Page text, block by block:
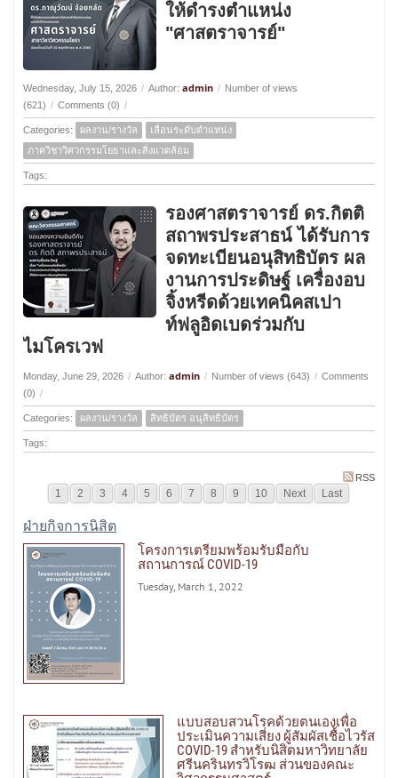
ให้ดำรงตำแหน่ง
"ศาสตราจารย์"
Wednesday, July 15, 2026 / Author: admin / Number of views
(621) / Comments (0) /
Categories: ผลงาน/รางวัล
เลื่อนระดับตำแหน่ง
ภาควิชาวิศวกรรมโยธาและสิ่งแวดล้อม
Tags:
รองศาสตราจารย์ ดร.กิตติ
สถาพรประสาธน์ ได้รับการ
จดทะเบียนอนุสิทธิบัตร ผล
งานการประดิษฐ์ เครื่องอบ
จิ้งหรีดด้วยเทคนิคสเปา
ท์ฟลูอิดเบดร่วมกับ
ไมโครเวฟ
Monday, June 29, 2026 / Author: admin / Number of views (643) / Comments
(0) /
Categories: ผลงาน/รางวัล สิทธิบัตร อนุสิทธิบัตร
Tags:
RSS
1 2 3 4 5 6 7 8 9 10 Next Last
ฝ่ายกิจการนิสิต
โครงการเตรียมพร้อมรับมือกับ
สถานการณ์ COVID-19
Tuesday, March 1, 2022
แบบสอบสวนโรคด้วยตนเองเพื่อ
ประเมินความเสี่ยง ผู้สัมผัสเชื้อไวรัส
COVID-19 สำหรับนิสิตมหาวิทยาลัย
ศรีนครินทรวิโรฒ ส่วนของคณะ